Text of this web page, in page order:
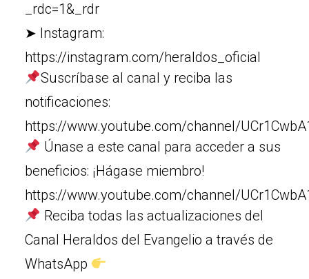
_rdc=1&_rdr
➤ Instagram:
https://instagram.com/heraldos_oficial
Suscríbase al canal y reciba las
notificaciones:
https://www.youtube.com/channel/
Únase a este canal para acceder a sus
beneficios: ¡Hágase miembro!
https://www.youtube.com/channel/
Reciba todas las actualizaciones del
Canal Heraldos del Evangelio a través de
WhatsApp